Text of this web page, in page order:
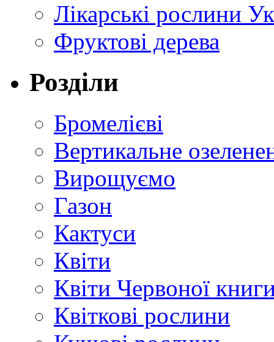
Лікарські рослини
Фруктові дерева
Розділи
Бромелієві
Вертикальне
Вирощуємо
Газон
Кактуси
Квіти
Квіти Червоної
Квіткові рослини